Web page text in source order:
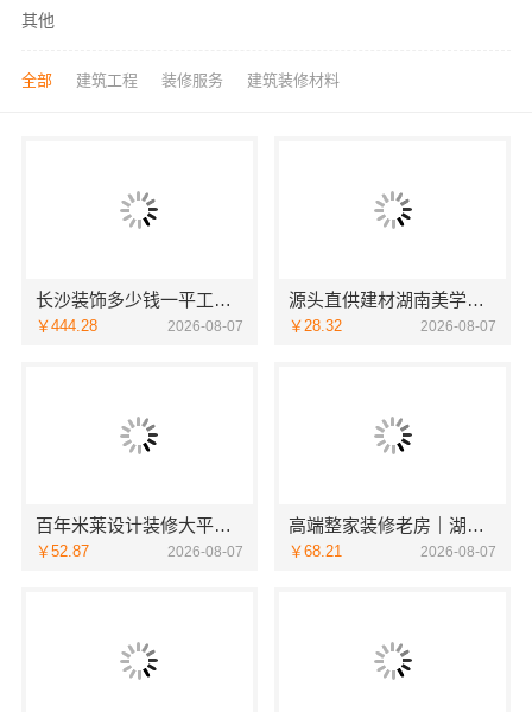
其他
全部 建筑工程 装修服务 建筑装修材料
长沙装饰多少钱一平工期保障，湖南创益讯建筑快速交付
￥444.28 2026-08-07
源头直供建材湖南美学筑家建材有限公司商铺装修更划算
￥28.32 2026-08-07
百年米莱设计装修大平层美学空间湖北百年米莱
￥52.87 2026-08-07
高端整家装修老房｜湖北百年米莱空间美学装饰材料有限公司
￥68.21 2026-08-07